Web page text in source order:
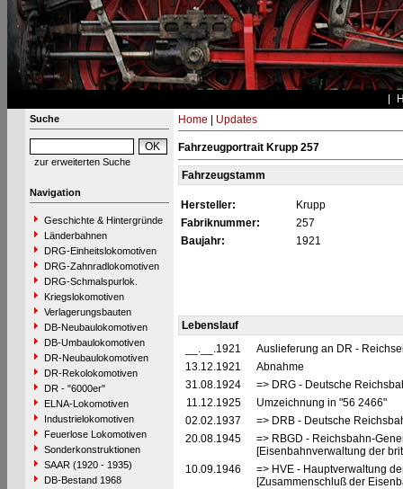
Suche
zur erweiterten Suche
Navigation
Geschichte & Hintergründe
Länderbahnen
DRG-Einheitslokomotiven
DRG-Zahnradlokomotiven
DRG-Schmalspurlok.
Kriegslokomotiven
Verlagerungsbauten
DB-Neubaulokomotiven
DB-Umbaulokomotiven
DR-Neubaulokomotiven
DR-Rekolokomotiven
DR - "6000er"
ELNA-Lokomotiven
Industrielokomotiven
Feuerlose Lokomotiven
Sonderkonstruktionen
SAAR (1920 - 1935)
DB-Bestand 1968
Home Updates
Fahrzeugportrait Krupp 257
Fahrzeugstamm
Hersteller:
Krupp
Fabriknummer:
257
Baujahr:
1921
Lebenslauf
__.__.1921
Auslieferung an DR -
13.12.1921
Abnahme
31.08.1924
=> DRG - Deutsche
11.12.1925
Umzeichnung in "56 2466"
02.02.1937
=> DRB - Deutsche
20.08.1945
=> RBGD - Reichsbahn-
[Eisenbahnverwaltung der
10.09.1946
=> HVE - Hauptverwaltung
[Zusammenschluß der